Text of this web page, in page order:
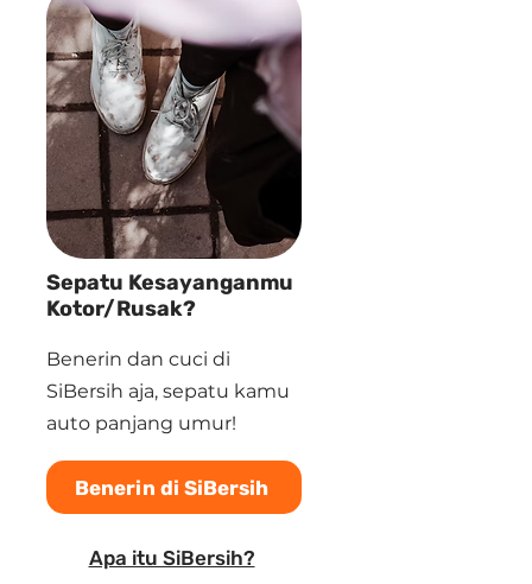
Sepatu Kesayanganmu
Kotor/Rusak?
Benerin dan cuci di
SiBersih aja, sepatu kamu
auto panjang umur!
Benerin di SiBersih
Apa itu SiBersih?